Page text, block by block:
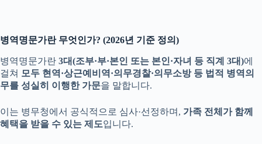
병역명문가란 무엇인가? (2026년 기준 정의)
병역명문가란 3대(조부·부·본인 또는 본인·자녀 등 직계 3대)에
걸쳐 모두 현역·상근예비역·의무경찰·의무소방 등 법적 병역의
무를 성실히 이행한 가문을 말합니다.
이는 병무청에서 공식적으로 심사·선정하며, 가족 전체가 함께
혜택을 받을 수 있는 제도입니다.